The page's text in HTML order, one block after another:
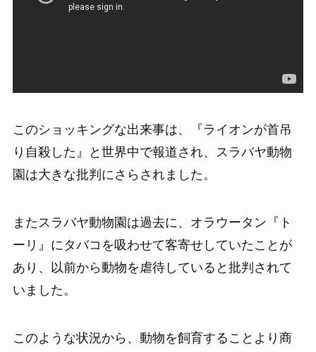
このショッキングな出来事は、『ライオンが首吊
り自殺した』と世界中で報道され、スラバヤ動物
園は大きな批判にさらされました。
またスラバヤ動物園は過去に、オラウータン『ト
ーリ』にタバコを吸わせて客寄せしていたことが
あり、以前から動物を虐待していると批判されて
いました。
このような状況から、動物を飼育することより商